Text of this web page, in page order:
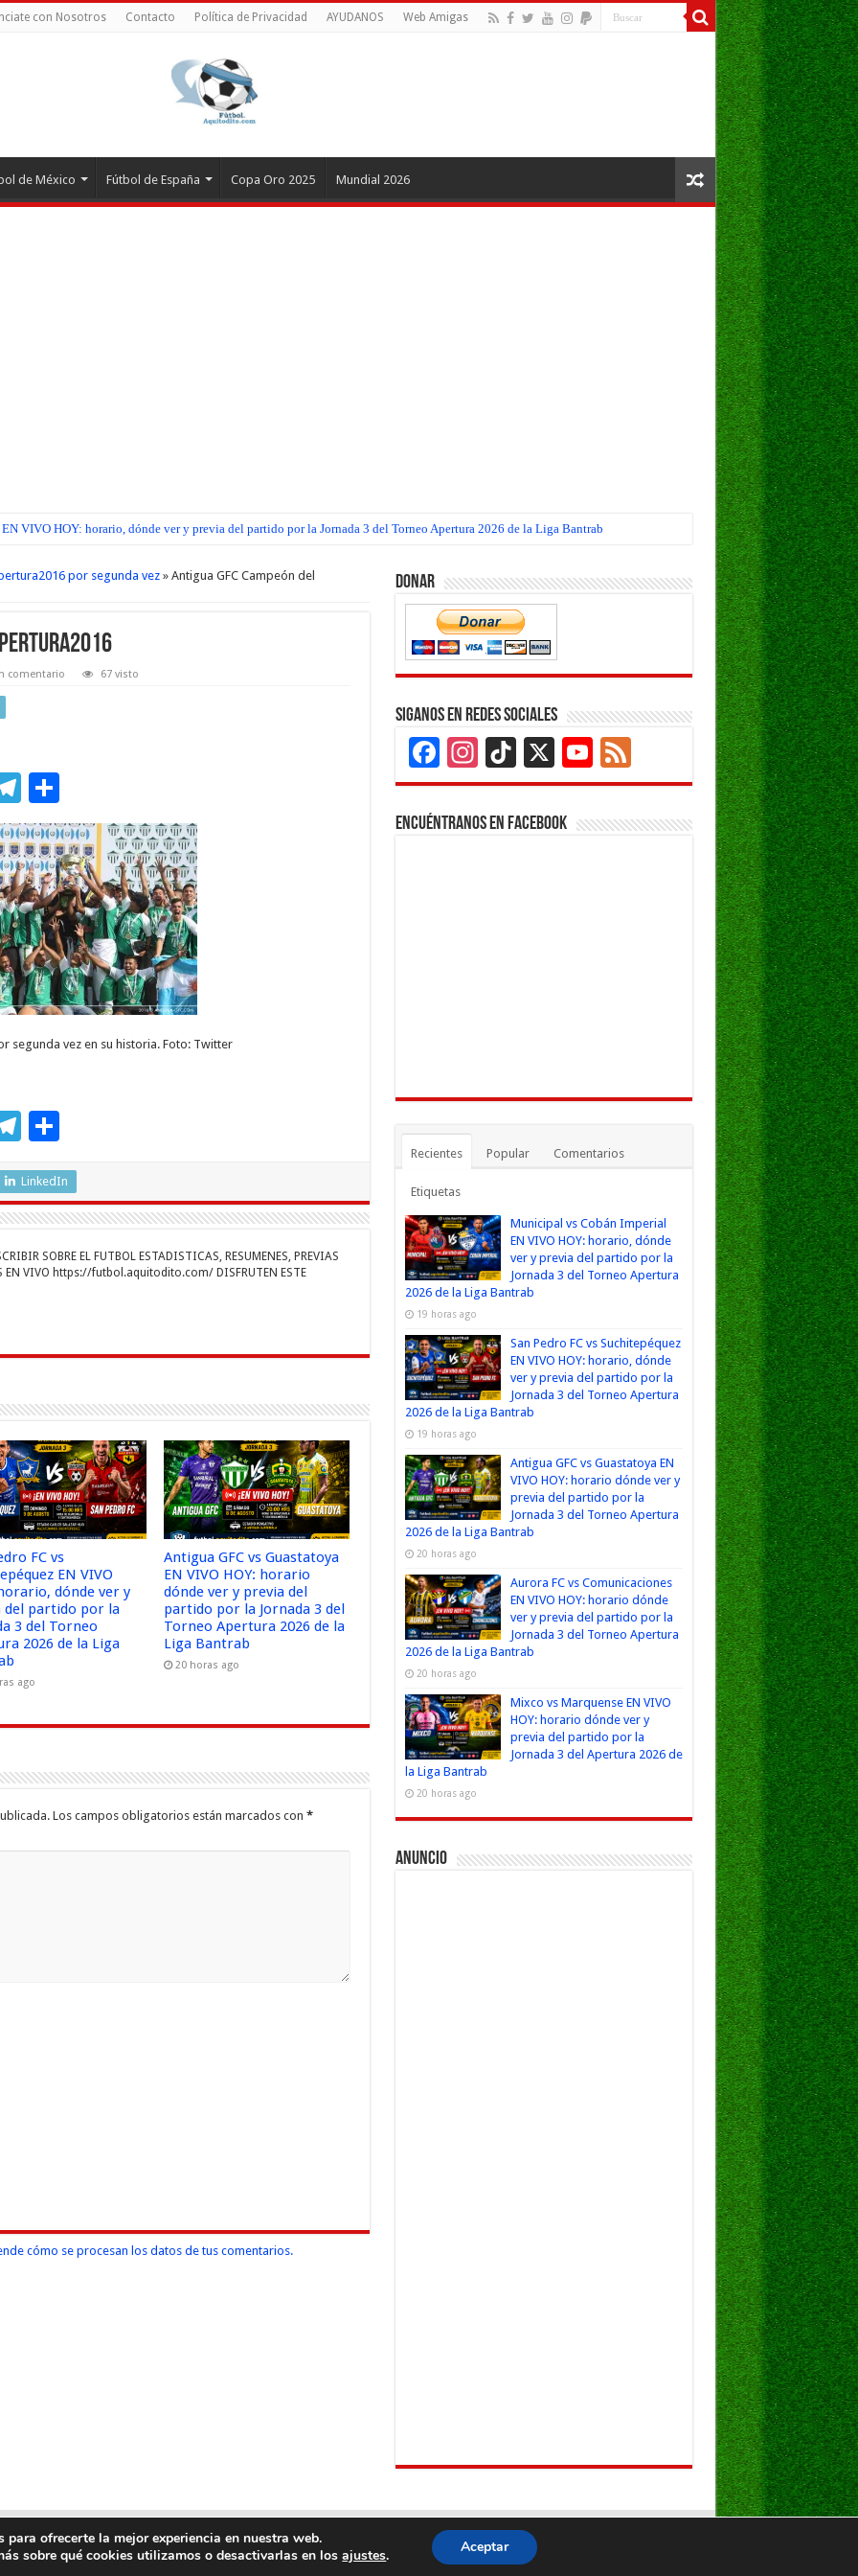
con Nosotros Contacto Política de Privacidad AYUDANOS Web Amigas
de México Fútbol de España Copa Oro 2025 Mundial 2026
VIVO HOY: horario, dónde ver y previa del partido por la Jornada 3 del Torneo Apertura 2026 de la Liga Bantrab
por segunda vez » Antigua GFC Campeón del
comentario 67 visto
T
el
e
gr
a
m
C
o
m
p
ar
ti
r
segunda vez en su historia. Foto: Twitter
T
e
gr
a
m
C
m
p
ar
ti
LinkedIn
SOBRE EL FUTBOL ESTADISTICAS, RESUMENES, PREVIAS
EN VIVO https://futbol.aquitodito.com/ DISFRUTEN ESTE
FC vs
EN VIVO
dónde ver y
del partido por la
3 del Torneo
2026 de la Liga
ago
Antigua GFC vs Guastatoya
EN VIVO HOY: horario
dónde ver y previa del
partido por la Jornada 3 del
Torneo Apertura 2026 de la
Liga Bantrab
20 horas ago
Los campos obligatorios están marcados con *
cómo se procesan los datos de tus comentarios.
Donar
Siganos en Redes Sociales
Facebook
Instagram
TikTok
X YouTube
Channel
Feed
Encuéntranos en Facebook
Recientes Popular Comentarios
Etiquetas
Municipal vs Cobán Imperial
EN VIVO HOY: horario, dónde
ver y previa del partido por la
Jornada 3 del Torneo Apertura
2026 de la Liga Bantrab
19 horas ago
San Pedro FC vs Suchitepéquez
EN VIVO HOY: horario, dónde
ver y previa del partido por la
Jornada 3 del Torneo Apertura
2026 de la Liga Bantrab
19 horas ago
Antigua GFC vs Guastatoya EN
VIVO HOY: horario dónde ver y
previa del partido por la
Jornada 3 del Torneo Apertura
2026 de la Liga Bantrab
20 horas ago
Aurora FC vs Comunicaciones
EN VIVO HOY: horario dónde
ver y previa del partido por la
Jornada 3 del Torneo Apertura
2026 de la Liga Bantrab
20 horas ago
Mixco vs Marquense EN VIVO
HOY: horario dónde ver y
previa del partido por la
Jornada 3 del Apertura 2026 de
la Liga Bantrab
20 horas ago
Anuncio
para ofrecerte la mejor experiencia en nuestra web.
sobre qué cookies utilizamos o desactivarlas en losajustes. Aceptar